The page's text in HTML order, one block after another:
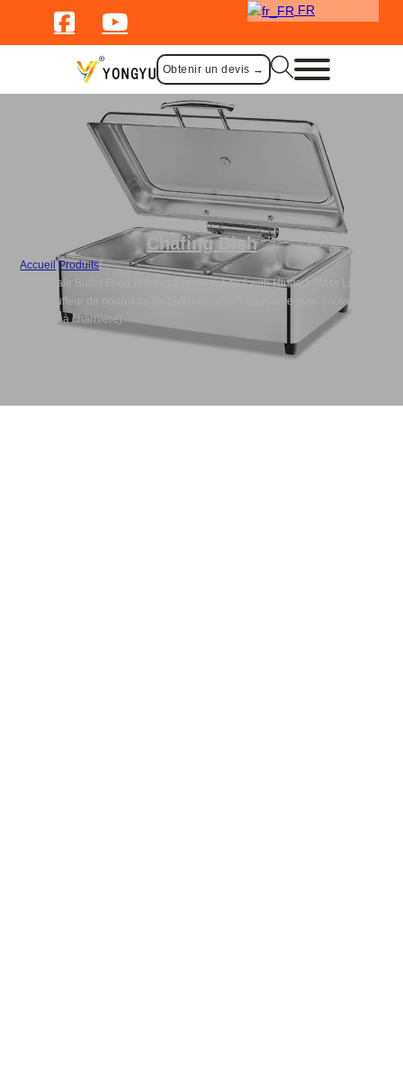
FR
Obtenir un devis →
Chafing Dish
Accueil /Produits/
Wholesale Buffet Food Warmer Stainless Steel with Hinged Glass Lid
(Réchauffeur de nourriture de buffet en acier inoxydable avec couvercle
en verre à charnière)